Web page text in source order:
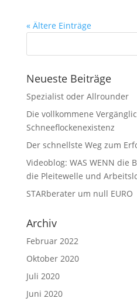
« Ältere Einträge
Neueste Beiträge
Spezialist oder Allrounder
Die vollkommene
Schneeflockenexistenz
Der schnellste Weg zum
Videoblog: WAS WENN die
die Pleitewelle und
STARberater um null EURO
Archiv
Februar 2022
Oktober 2020
Juli 2020
Juni 2020